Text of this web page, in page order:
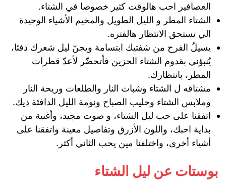
العصافير احب هالوقت كثير خصوصا في الشتاء.
الشتاء المطر و الليل الطويل والمخيم الأشياء الوحيدة
الي تستحق الانتظار هالفتره.
يسيلُ الفرح من شفتيك ابتسامة ويجنّ ليل شعرك دفئا،
يُنبؤني بقدوم الشتاء الحزين فأتحضّر لأعدّ قطرات
المطر، بانتظارك.
مشتاقه ل الشتاء وشبات النار والطلعات وريحة النار
وملابس الشتاء وحليب الصباح ونومة الليل الدافئة ذيك.
اتفقنا على حب ليل الشتاء، و صوت مجيد، وأغنية من
بداية احبك، واللون الأزرق وتفاصيل معينة واتفقنا على
أشياء أخرى، واختلفنا مين يحب الثاني أكثر.
بوستات عن ليل الشتاء